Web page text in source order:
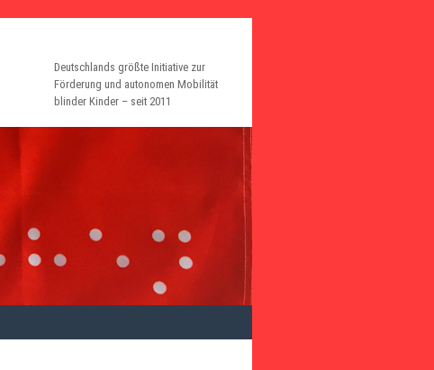
Deutschlands größte Initiative zur
Förderung und autonomen Mobilität
blinder Kinder – seit 2011